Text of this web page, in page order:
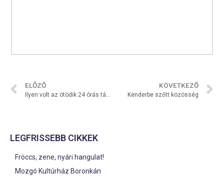
ELŐZŐ
Ilyen volt az ötödik 24 órás társasjáték-kihívás Marcaliban
KÖVETKEZŐ
Kenderbe szőtt közösség
LEGFRISSEBB CIKKEK
Fröccs, zene, nyári hangulat!
Mozgó Kultúrház Boronkán